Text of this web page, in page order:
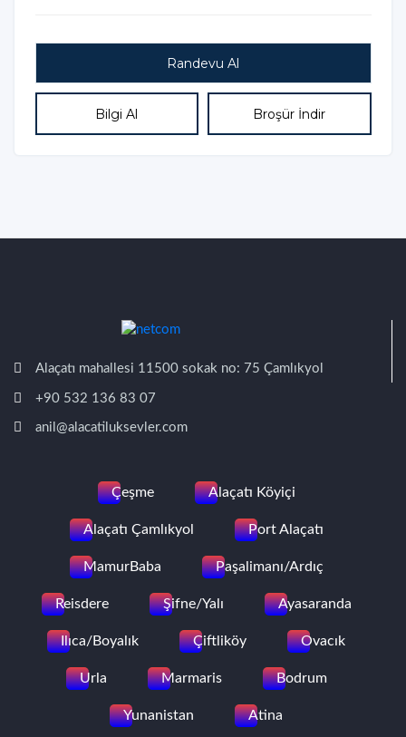
Bilgi Al Broşür İndir
Alaçatı mahallesi 11500 sokak no: 75 Çamlıkyol
+90 532 136 83 07
anil@alacatiluksevler.com
Çeşme Alaçatı Köyiçi
Alaçatı Çamlıkyol Port Alaçatı
MamurBaba Paşalimanı/Ardıç
Reisdere Şifne/Yalı Ayasaranda
Ilıca/Boyalık Çiftliköy Ovacık
Urla Marmaris Bodrum
Yunanistan Atina